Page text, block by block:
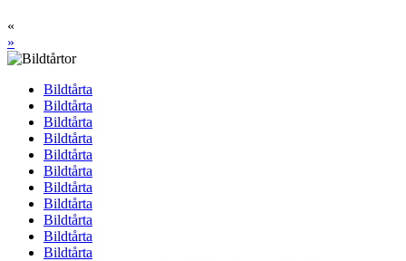
«
»
Bildtårta
Bildtårta
Bildtårta
Bildtårta
Bildtårta
Bildtårta
Bildtårta
Bildtårta
Bildtårta
Bildtårta
Bildtårta